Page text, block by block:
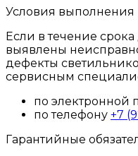
Условия выполнения
Если в течение
выявлены
дефекты
сервисным
по электронной
по телефону +7
Гарантийные